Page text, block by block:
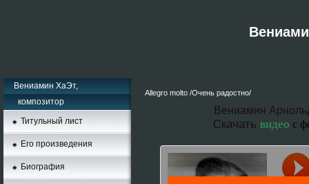
Вениамин ХаЭт,
композитор
Титульный лист
Его произведения
Биография
Allegro molto /Очень радостно/
Вениамин
Скачать видео с